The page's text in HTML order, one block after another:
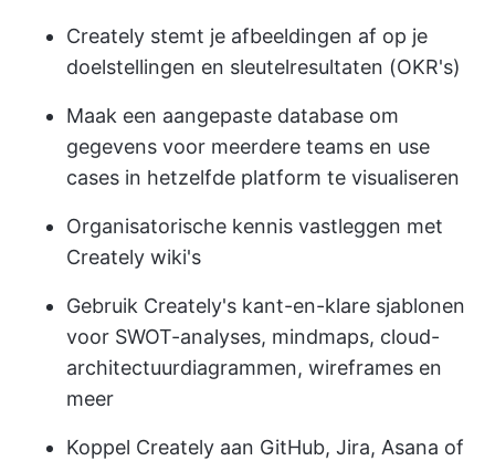
Creately stemt je afbeeldingen af op je
doelstellingen en sleutelresultaten (OKR's)
Maak een aangepaste database om
gegevens voor meerdere teams en use
cases in hetzelfde platform te visualiseren
Organisatorische kennis vastleggen met
Creately wiki's
Gebruik Creately's kant-en-klare sjablonen
voor SWOT-analyses, mindmaps, cloud-
architectuurdiagrammen, wireframes en
meer
Koppel Creately aan GitHub, Jira, Asana of